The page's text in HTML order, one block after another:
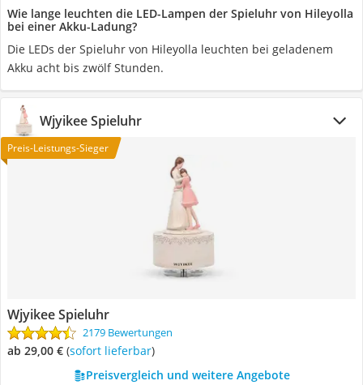
Wie lange leuchten die LED-Lampen der Spieluhr von Hileyolla
bei einer Akku-Ladung?
Die LEDs der Spieluhr von Hileyolla leuchten bei geladenem
Akku acht bis zwölf Stunden.
Wjyikee Spieluhr
Preis-Leistungs-Sieger
Wjyikee Spieluhr
2179 Bewertungen
ab 29,00 € ( Sofort lieferbar)
Preisvergleich und weitere Angebote